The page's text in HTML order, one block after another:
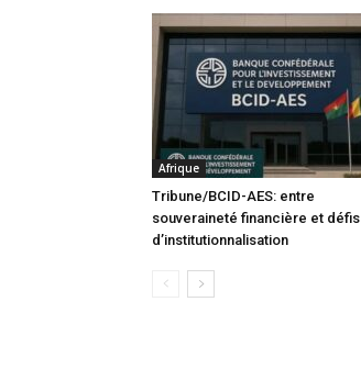
Afrique
Tribune/BCID-AES: entre
souveraineté financière et défis
d’institutionnalisation